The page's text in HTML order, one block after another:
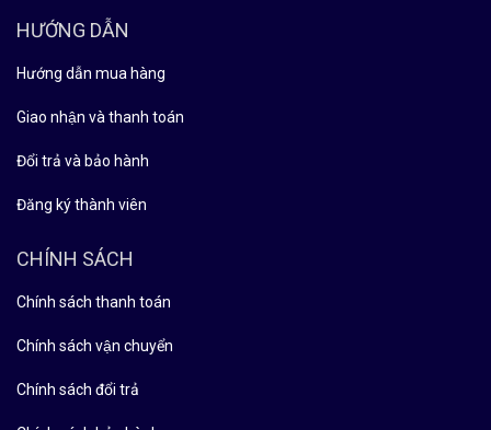
HƯỚNG DẪN
Hướng dẫn mua hàng
Giao nhận và thanh toán
Đổi trả và bảo hành
Đăng ký thành viên
CHÍNH SÁCH
Chính sách thanh toán
Chính sách vận chuyển
Chính sách đổi trả